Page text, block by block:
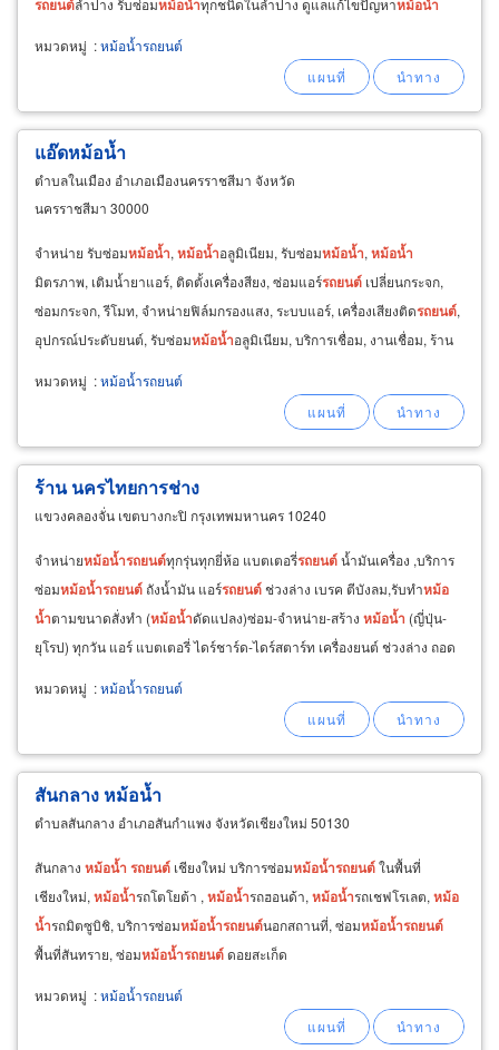
รถยนต์ลำปาง รับซ่อมหม้อน้ำทุกชนิดในลำปาง ดูแลแก้ไขปัญหาหม้อน้ำ
ตรวจเช็คสภาพ
หมวดหมู่ :หม้อน้ำรถยนต์
แอ๊ดหม้อน้ำ
ตำบลในเมือง อำเภอเมืองนครราชสีมา จังหวัด
นครราชสีมา 30000
จำหน่าย รับซ่อมหม้อน้ำ, หม้อน้ำอลูมิเนียม, รับซ่อมหม้อน้ำ, หม้อน้ำ
มิตรภาพ, เติมน้ำยาแอร์, ติดตั้งเครื่องสียง, ซ่อมแอร์รถยนต์ เปลี่ยนกระจก,
ซ่อมกระจก, รีโมท, จำหน่ายฟิล์มกรองแสง, ระบบแอร์, เครื่องเสียงติดรถยนต์,
อุปกรณ์ประดับยนต์, รับซ่อมหม้อน้ำอลูมิเนียม, บริการเชื่อม, งานเชื่อม, ร้าน
, ร้านซ่อมหม้อ
หมวดหมู่ :หม้อน้ำรถยนต์
ร้าน นครไทยการช่าง
แขวงคลองจั่น เขตบางกะปิ กรุงเทพมหานคร 10240
จำหน่ายหม้อน้ำรถยนต์ทุกรุ่นทุกยี่ห้อ แบตเตอรี่รถยนต์น้ำมันเครื่อง ,บริการ
ซ่อมหม้อน้ำรถยนต์ ถังน้ำมัน แอร์รถยนต์ช่วงล่าง เบรค ตีบังลม,รับทำหม้อ
น้ำตามขนาดสั่งทำ (หม้อน้ำดัดแปลง)ซ่อม-จำหน่าย-สร้าง หม้อน้ำ (ญี่ปุ่น-
ยุโรป) ทุกวัน แอร์ แบตเตอรี่ ไดร์ชาร์ด-ไดร์สตาร์ท เครื่องยนต์ ช่วงล่าง ถอด
หมวดหมู่ :หม้อน้ำรถยนต์
สันกลาง หม้อน้ำ
ตำบลสันกลาง อำเภอสันกำแพง จังหวัดเชียงใหม่ 50130
สันกลาง หม้อน้ำ รถยนต์ เชียงใหม่ บริการซ่อมหม้อน้ำรถยนต์ในพื้นที่
เชียงใหม่, หม้อน้ำรถโตโยต้า , หม้อน้ำรถฮอนด้า, หม้อน้ำรถเชฟโรเลต, หม้อ
น้ำรถมิตซูบิชิ, บริการซ่อมหม้อน้ำรถยนต์นอกสถานที่, ซ่อมหม้อน้ำรถยนต์
พื้นที่สันทราย, ซ่อมหม้อน้ำรถยนต์ดอยสะเก็ด
หมวดหมู่ :หม้อน้ำรถยนต์